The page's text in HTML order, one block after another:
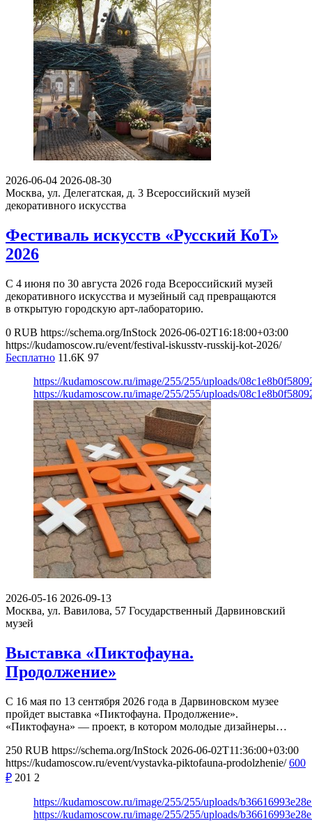
2026-06-04 2026-08-30
Москва, ул. Делегатская, д. 3 Всероссийский музей
декоративного искусства
Фестиваль искусств «Русский КоТ»
2026
С 4 июня по 30 августа 2026 года Всероссийский музей
декоративного искусства и музейный сад превращаются
в открытую городскую арт-лабораторию.
0 RUB https://schema.org/InStock 2026-06-02T16:18:00+03:00
https://kudamoscow.ru/event/festival-iskusstv-russkij-kot-2026/
Бесплатно 11.6K 97
https://kudamoscow.ru/image/255/255/uploads/
https://kudamoscow.ru/image/255/255/uploads/
2026-05-16 2026-09-13
Москва, ул. Вавилова, 57 Государственный Дарвиновский
музей
Выставка «Пиктофауна.
Продолжение»
С 16 мая по 13 сентября 2026 года в Дарвиновском музее
пройдет выставка «Пиктофауна. Продолжение».
«Пиктофауна» — проект, в котором молодые дизайнеры…
250 RUB https://schema.org/InStock 2026-06-02T11:36:00+03:00
https://kudamoscow.ru/event/vystavka-piktofauna-prodolzhenie/ 600
₽ 201 2
https://kudamoscow.ru/image/255/255/uploads/
https://kudamoscow.ru/image/255/255/uploads/